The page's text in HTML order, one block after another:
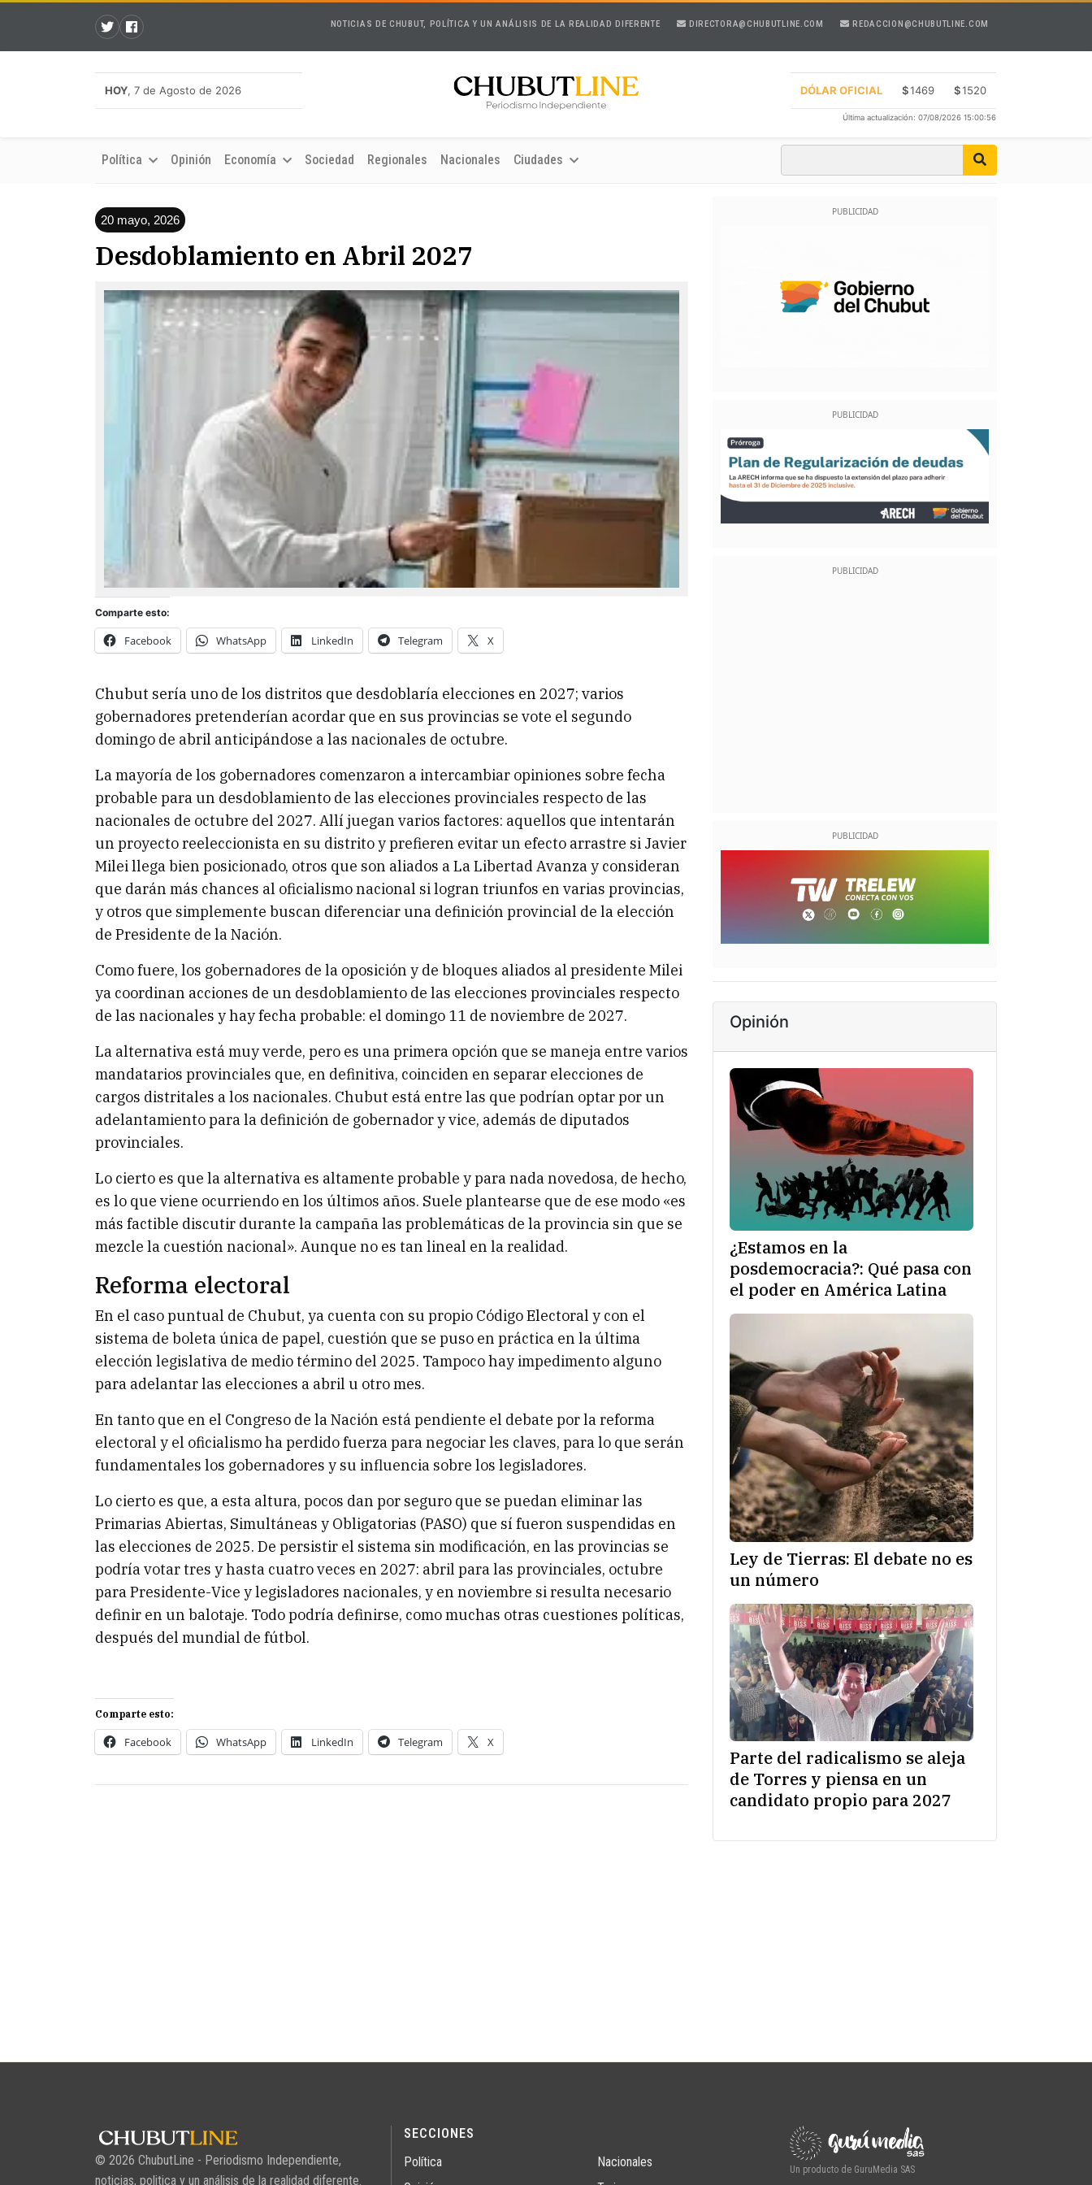
NOTICIAS DE CHUBUT, POLÍTICA Y UN ANÁLISIS DE LA REALIDAD DIFERENTE DIRECTORA@CHUBUTLINE.COM REDACCION@CHUBUTLINE.COM
HOY, 7 de Agosto de 2026 DÓLAR OFICIAL $1469 $1520
Última actualización: 07/08/2026 15:00:56
Política Opinión Economía Sociedad Regionales Nacionales Ciudades
20 mayo, 2026
Desdoblamiento en Abril 2027
Comparte esto:
Facebook WhatsApp LinkedIn Telegram X
Chubut sería uno de los distritos que desdoblaría elecciones en 2027; varios
gobernadores pretenderían acordar que en sus provincias se vote el segundo
domingo de abril anticipándose a las nacionales de octubre.
La mayoría de los gobernadores comenzaron a intercambiar opiniones sobre fecha
probable para un desdoblamiento de las elecciones provinciales respecto de las
nacionales de octubre del 2027. Allí juegan varios factores: aquellos que intentarán
un proyecto reeleccionista en su distrito y prefieren evitar un efecto arrastre si Javier
Milei llega bien posicionado, otros que son aliados a La Libertad Avanza y consideran
que darán más chances al oficialismo nacional si logran triunfos en varias provincias,
y otros que simplemente buscan diferenciar una definición provincial de la elección
de Presidente de la Nación.
Como fuere, los gobernadores de la oposición y de bloques aliados al presidente Milei
ya coordinan acciones de un desdoblamiento de las elecciones provinciales respecto
de las nacionales y hay fecha probable: el domingo 11 de noviembre de 2027.
La alternativa está muy verde, pero es una primera opción que se maneja entre varios
mandatarios provinciales que, en definitiva, coinciden en separar elecciones de
cargos distritales a los nacionales. Chubut está entre las que podrían optar por un
adelantamiento para la definición de gobernador y vice, además de diputados
provinciales.
Lo cierto es que la alternativa es altamente probable y para nada novedosa, de hecho,
es lo que viene ocurriendo en los últimos años. Suele plantearse que de ese modo «es
más factible discutir durante la campaña las problemáticas de la provincia sin que se
mezcle la cuestión nacional». Aunque no es tan lineal en la realidad.
Reforma electoral
En el caso puntual de Chubut, ya cuenta con su propio Código Electoral y con el
sistema de boleta única de papel, cuestión que se puso en práctica en la última
elección legislativa de medio término del 2025. Tampoco hay impedimento alguno
para adelantar las elecciones a abril u otro mes.
En tanto que en el Congreso de la Nación está pendiente el debate por la reforma
electoral y el oficialismo ha perdido fuerza para negociar les claves, para lo que serán
fundamentales los gobernadores y su influencia sobre los legisladores.
Lo cierto es que, a esta altura, pocos dan por seguro que se puedan eliminar las
Primarias Abiertas, Simultáneas y Obligatorias (PASO) que sí fueron suspendidas en
las elecciones de 2025. De persistir el sistema sin modificación, en las provincias se
podría votar tres y hasta cuatro veces en 2027: abril para las provinciales, octubre
para Presidente-Vice y legisladores nacionales, y en noviembre si resulta necesario
definir en un balotaje. Todo podría definirse, como muchas otras cuestiones políticas,
después del mundial de fútbol.
Comparte esto:
Facebook WhatsApp LinkedIn Telegram X
Opinión
¿Estamos en la
posdemocracia?: Qué pasa con
el poder en América Latina
Ley de Tierras: El debate no es
un número
Parte del radicalismo se aleja
de Torres y piensa en un
candidato propio para 2027
© 2026 ChubutLine - Periodismo Independiente,
noticias, politica y un análisis de la realidad diferente.
SECCIONES
Política
Nacionales
Un producto de GuruMedia SAS